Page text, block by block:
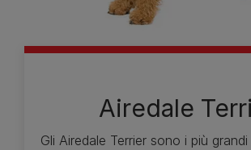
Airedale
Gli Airedale Terrier sono i più